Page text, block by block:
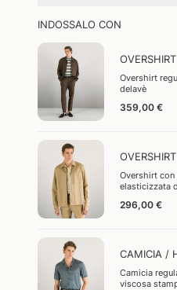
INDOSSALO CON
Overshirt
delavè
359,00 €
Overshirt
elasticizzata
296,00 €
CAMICIA /
Camicia
viscosa